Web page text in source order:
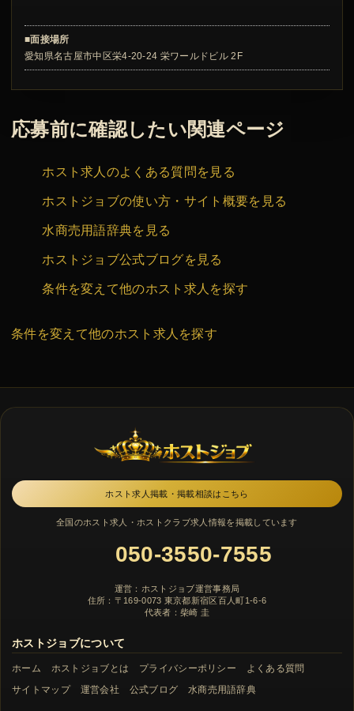
■面接場所
愛知県名古屋市中区栄4-20-24 栄ワールドビル 2F
応募前に確認したい関連ページ
ホスト求人のよくある質問を見る
ホストジョブの使い方・サイト概要を見る
水商売用語辞典を見る
ホストジョブ公式ブログを見る
条件を変えて他のホスト求人を探す
条件を変えて他のホスト求人を探す
ホスト求人掲載・掲載相談はこちら
全国のホスト求人・ホストクラブ求人情報を掲載しています
050-3550-7555
運営：ホストジョブ運営事務局
住所：〒169-0073 東京都新宿区百人町1-6-6
代表者：柴崎 圭
ホストジョブについて
ホーム ホストジョブとは プライバシーポリシー
よくある質問
サイトマップ
運営会社 公式ブログ 水商売用語辞典